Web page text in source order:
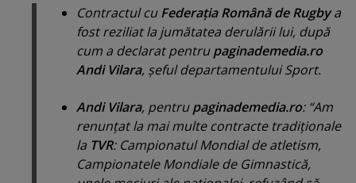
Contractul cuFederaţia Română de Rugbya
fost reziliat la jumătatea derulării lui, după
cum a declarat pentrupaginademedia.ro
Andi Vilara, şeful departamentului Sport.
Andi Vilara, pentrupaginademedia.ro: “Am
renunţat la mai multe contracte tradiţionale
la TVR: Campionatul Mondial de atletism,
Campionatele Mondiale de Gimnastică,